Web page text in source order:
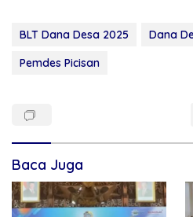
BLT Dana Desa 2025 Dana
Pemdes Picisan
Baca Juga